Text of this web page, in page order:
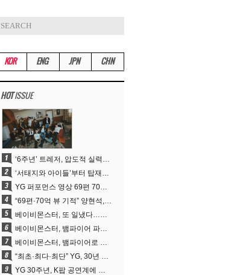
KOR ENG JPN CHN
HOTISSUE
‘6주년’ 트레저, 압도적 실력으로 증명한 ‘YG의 보물’ 진가
‘서태지와 아이들’부터 탑재한 안무DNA…양현석, YG 퍼포먼스 비디오 70억 뷰 신화의 시작
YG 퍼포먼스 영상 69편 70억뷰…양현석 제작 철학 통했다
“69편·70억 뷰 기적” 양현석, YG 퍼포먼스 비디오 100% 직접 만든 이유
베이비몬스터, 또 일냈다…유튜브 월드와이드 1위
베이비몬스터, 뱀파이어 파격 변신..유튜브 트렌딩 1위 직행
베이비몬스터, 뱀파이어로 변신…‘MOON’으로 찍은 3개월 프로젝트
“최초·최다·최단” YG, 30년 뚝심이 빚어낸 K팝 투어의 새 지평
YG 30주년, K팝 공연계에 어떤 것을 남겼나